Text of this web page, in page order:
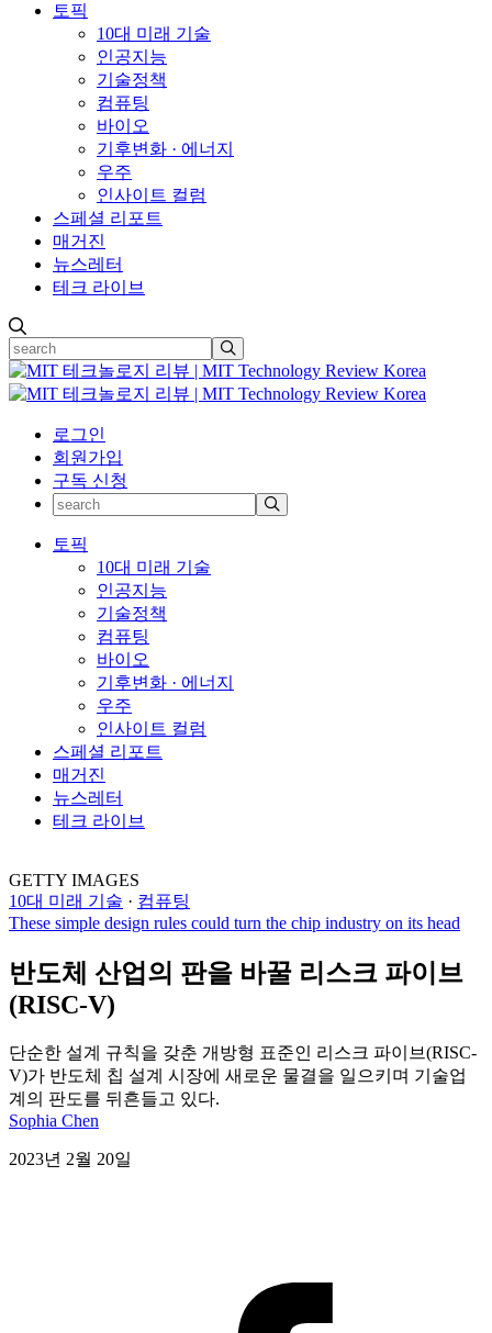
토픽
10대 미래 기술
인공지능
기술정책
컴퓨팅
바이오
기후변화 · 에너지
우주
인사이트 컬럼
스페셜 리포트
매거진
뉴스레터
테크 라이브
로그인
회원가입
구독 신청
토픽
10대 미래 기술
인공지능
기술정책
컴퓨팅
바이오
기후변화 · 에너지
우주
인사이트 컬럼
스페셜 리포트
매거진
뉴스레터
테크 라이브
GETTY IMAGES
10대 미래 기술 · 컴퓨팅
These simple design rules could turn the chip industry on its head
반도체 산업의 판을 바꿀 리스크 파이브
(RISC-V)
단순한 설계 규칙을 갖춘 개방형 표준인 리스크 파이브(RISC-
V)가 반도체 칩 설계 시장에 새로운 물결을 일으키며 기술업
계의 판도를 뒤흔들고 있다.
Sophia Chen
2023년 2월 20일